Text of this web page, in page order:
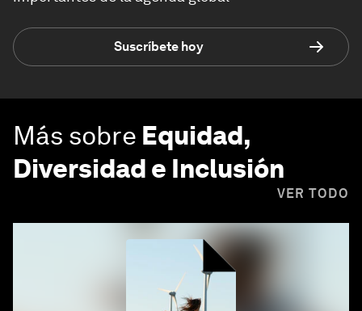
Suscríbete hoy
Más sobre Equidad,
Diversidad e Inclusión
VER TODO